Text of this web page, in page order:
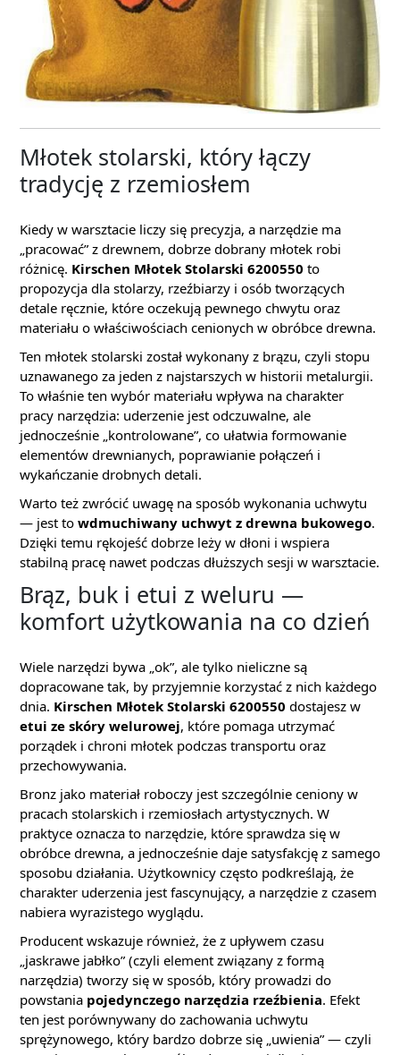
Młotek stolarski, który łączy
tradycję z rzemiosłem
Kiedy w warsztacie liczy się precyzja, a narzędzie ma
„pracować” z drewnem, dobrze dobrany młotek robi
różnicę. Kirschen Młotek Stolarski 6200550 to
propozycja dla stolarzy, rzeźbiarzy i osób tworzących
detale ręcznie, które oczekują pewnego chwytu oraz
materiału o właściwościach cenionych w obróbce drewna.
Ten młotek stolarski został wykonany z brązu, czyli stopu
uznawanego za jeden z najstarszych w historii metalurgii.
To właśnie ten wybór materiału wpływa na charakter
pracy narzędzia: uderzenie jest odczuwalne, ale
jednocześnie „kontrolowane”, co ułatwia formowanie
elementów drewnianych, poprawianie połączeń i
wykańczanie drobnych detali.
Warto też zwrócić uwagę na sposób wykonania uchwytu
— jest to wdmuchiwany uchwyt z drewna bukowego.
Dzięki temu rękojeść dobrze leży w dłoni i wspiera
stabilną pracę nawet podczas dłuższych sesji w warsztacie.
Brąz, buk i etui z weluru —
komfort użytkowania na co dzień
Wiele narzędzi bywa „ok”, ale tylko nieliczne są
dopracowane tak, by przyjemnie korzystać z nich każdego
dnia. Kirschen Młotek Stolarski 6200550 dostajesz w
etui ze skóry welurowej, które pomaga utrzymać
porządek i chroni młotek podczas transportu oraz
przechowywania.
Bronz jako materiał roboczy jest szczególnie ceniony w
pracach stolarskich i rzemiosłach artystycznych. W
praktyce oznacza to narzędzie, które sprawdza się w
obróbce drewna, a jednocześnie daje satysfakcję z samego
sposobu działania. Użytkownicy często podkreślają, że
charakter uderzenia jest fascynujący, a narzędzie z czasem
nabiera wyrazistego wyglądu.
Producent wskazuje również, że z upływem czasu
„jaskrawe jabłko” (czyli element związany z formą
narzędzia) tworzy się w sposób, który prowadzi do
powstania pojedynczego narzędzia rzeźbienia. Efekt
ten jest porównywany do zachowania uchwytu
sprężynowego, który bardzo dobrze się „uwienia” — czyli